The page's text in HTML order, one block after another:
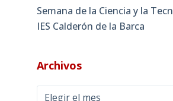
Semana de la Ciencia y la
IES Calderón de la Barca
Archivos
Archivos